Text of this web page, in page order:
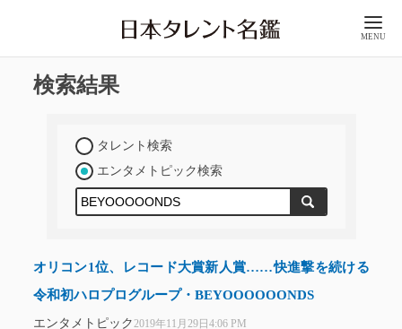
MENU
検索結果
タレント検索
エンタメトピック検索
オリコン1位、レコード大賞新人賞……快進撃を続ける
令和初ハロプログループ・BEYOOOOOONDS
エンタメトピック2019年11月29日4:06 PM